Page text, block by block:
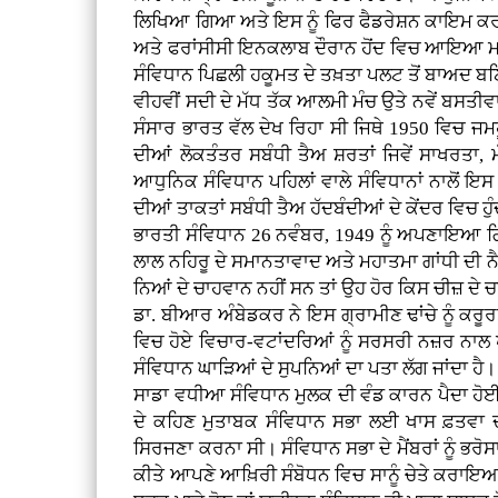
ਲਿਖਿਆ ਗਿਆ ਅਤੇ ਇਸ ਨੂੰ ਫਿਰ ਫੈਡਰੇਸ਼ਨ ਕਾਇਮ
ਅਤੇ ਫਰਾਂਸੀਸੀ ਇਨਕਲਾਬ ਦੌਰਾਨ ਹੋਂਦ ਵਿਚ ਆਇਆ
ਸੰਵਿਧਾਨ ਪਿਛਲੀ ਹਕੂਮਤ ਦੇ ਤਖ਼ਤਾ ਪਲਟ ਤੋਂ ਬਾਅਦ
ਵੀਹਵੀਂ ਸਦੀ ਦੇ ਮੱਧ ਤੱਕ ਆਲਮੀ ਮੰਚ ਉਤੇ ਨਵੇਂ
ਸੰਸਾਰ ਭਾਰਤ ਵੱਲ ਦੇਖ ਰਿਹਾ ਸੀ ਜਿਥੇ 1950
ਦੀਆਂ ਲੋਕਤੰਤਰ ਸਬੰਧੀ ਤੈਅ ਸ਼ਰਤਾਂ ਜਿਵੇਂ ਸਾਖਰਤਾ,
ਆਧੁਨਿਕ ਸੰਵਿਧਾਨ ਪਹਿਲਾਂ ਵਾਲੇ ਸੰਵਿਧਾਨਾਂ
ਦੀਆਂ ਤਾਕਤਾਂ ਸਬੰਧੀ ਤੈਅ ਹੱਦਬੰਦੀਆਂ ਦੇ ਕੇਂਦਰ ਵਿਚ
ਭਾਰਤੀ ਸੰਵਿਧਾਨ 26 ਨਵੰਬਰ, 1949 ਨੂੰ ਅਪਣਾਇਆ
ਲਾਲ ਨਹਿਰੂ ਦੇ ਸਮਾਨਤਾਵਾਦ ਅਤੇ ਮਹਾਤਮਾ ਗਾਂਧੀ
ਨਿਆਂ ਦੇ ਚਾਹਵਾਨ ਨਹੀਂ ਸਨ ਤਾਂ ਉਹ ਹੋਰ ਕਿਸ ਚੀਜ਼ ਦੇ
ਡਾ. ਬੀਆਰ ਅੰਬੇਡਕਰ ਨੇ ਇਸ ਗ੍ਰਾਮੀਣ ਢਾਂਚੇ ਨੂੰ
ਵਿਚ ਹੋਏ ਵਿਚਾਰ-ਵਟਾਂਦਰਿਆਂ ਨੂੰ ਸਰਸਰੀ ਨਜ਼ਰ
ਸੰਵਿਧਾਨ ਘਾੜਿਆਂ ਦੇ ਸੁਪਨਿਆਂ ਦਾ ਪਤਾ ਲੱਗ ਜਾਂਦਾ ਹੈ।
ਸਾਡਾ ਵਧੀਆ ਸੰਵਿਧਾਨ ਮੁਲਕ ਦੀ ਵੰਡ ਕਾਰਨ ਪੈਦਾ
ਦੇ ਕਹਿਣ ਮੁਤਾਬਕ ਸੰਵਿਧਾਨ ਸਭਾ ਲਈ ਖਾਸ ਫ਼ਤਵਾ
ਸਿਰਜਣਾ ਕਰਨਾ ਸੀ। ਸੰਵਿਧਾਨ ਸਭਾ ਦੇ ਮੈਂਬਰਾਂ ਨੂੰ
ਕੀਤੇ ਆਪਣੇ ਆਖ਼ਿਰੀ ਸੰਬੋਧਨ ਵਿਚ ਸਾਨੂੰ ਚੇਤੇ ਕਰਾਇਆ